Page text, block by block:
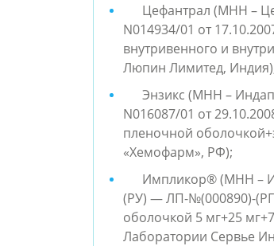
Цефантрал (МНН –
N014934/01 от
внутривенного и
Люпин Лимитед,
Энзикс (МНН –
N016087/01 от
пленочной
«Хемофарм», РФ);
Импликор® (МНН –
(РУ) — ЛП-№(000890)-
оболочкой 5 мг+25
Лаборатории Сервье